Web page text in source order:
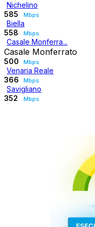
Nichelino
585
Mbps
Biella
558
Mbps
Casale Monferra...
Casale Monferrato
500 Mbps
Venaria Reale
366
Mbps
Savigliano
352
Mbps